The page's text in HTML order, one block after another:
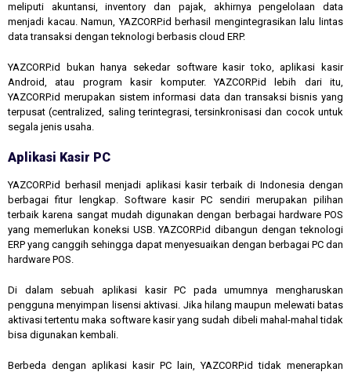
meliputi akuntansi, inventory dan pajak, akhirnya pengelolaan data
menjadi kacau. Namun, YAZCORP.id berhasil mengintegrasikan lalu lintas
data transaksi dengan teknologi berbasis cloud ERP.
YAZCORP.id bukan hanya sekedar software kasir toko, aplikasi kasir
Android, atau program kasir komputer. YAZCORP.id lebih dari itu,
YAZCORP.id merupakan sistem informasi data dan transaksi bisnis yang
terpusat (centralized, saling terintegrasi, tersinkronisasi dan cocok untuk
segala jenis usaha.
Aplikasi Kasir PC
YAZCORP.id berhasil menjadi aplikasi kasir terbaik di Indonesia dengan
berbagai fitur lengkap. Software kasir PC sendiri merupakan pilihan
terbaik karena sangat mudah digunakan dengan berbagai hardware POS
yang memerlukan koneksi USB. YAZCORP.id dibangun dengan teknologi
ERP yang canggih sehingga dapat menyesuaikan dengan berbagai PC dan
hardware POS.
Di dalam sebuah aplikasi kasir PC pada umumnya mengharuskan
pengguna menyimpan lisensi aktivasi. Jika hilang maupun melewati batas
aktivasi tertentu maka software kasir yang sudah dibeli mahal-mahal tidak
bisa digunakan kembali.
Berbeda dengan aplikasi kasir PC lain, YAZCORP.id tidak menerapkan